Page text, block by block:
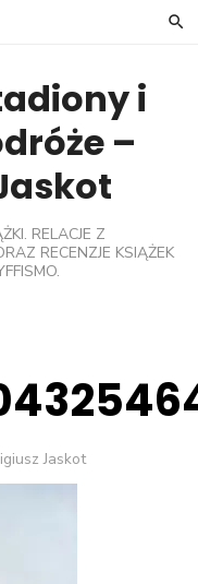
i
–
RELACJE Z
RECENZJE KSIĄŻEK
Jaskot